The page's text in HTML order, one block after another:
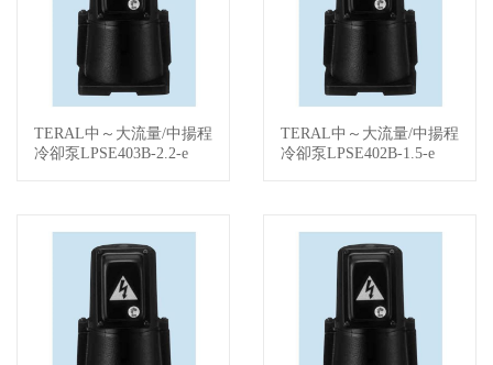
查看詳情
TERAL中～大流量/中揚程
冷卻泵LPSE403B-2.2-e
查看詳情
TERAL中～大流量/中揚程
冷卻泵LPSE402B-1.5-e